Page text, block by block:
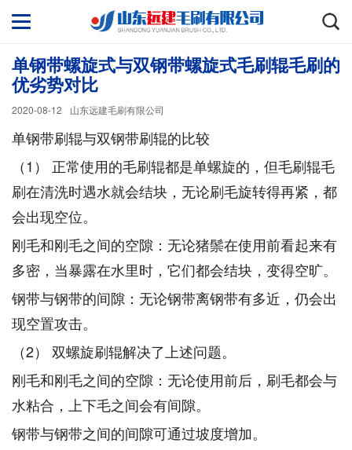
单钢带螺旋式与双钢带螺旋式毛刷辊毛刷的
优劣势对比
2020-08-12 山东远建毛刷有限公司
单钢带刷辊与双钢带刷辊的比较
（1） 正常使用的毛刷辊都是单螺旋的，但毛刷辊毛
刷在清洗时遇水就会结块，无论刷毛旋转得再紧，都
会出现空位。
刚毛和刚毛之间的空隙：无论猪鬃在使用前看起来有
多密，当暴露在水里时，它们都会结块，变得空旷。
钢带与钢带的间隙：无论钢带离钢带有多近，仍会出
现空置攻击。
（2） 双螺旋刷辊解决了上述问题。
刚毛和刚毛之间的空隙：无论使用前后，刷毛都会与
水粘合，上下毛之间会有间隙。
钢带与钢带之间的间隙可通过坡度增加。